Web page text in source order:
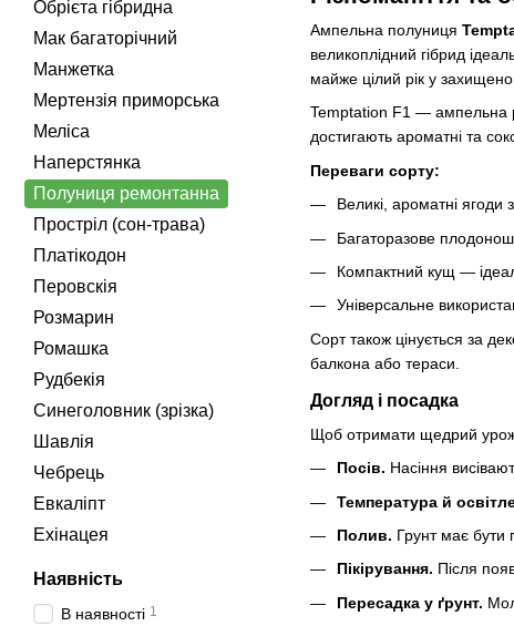
Ампельна полуниця
великоплідний гібрид
майже цілий рік у
Temptation F1 — ампельна
достигають ароматні та
Переваги сорту:
Великі, ароматні
Багаторазове
Компактний кущ —
Універсальне
Сорт також цінується за
балкона або тераси.
Догляд і посадка
Щоб отримати щедрий
Посів. Насіння
Температура й
Полив. Грунт має бути
Пікірування. Після
Пересадка у ґрунт.
Обрієта гібридна
Мак багаторічний
Манжетка
Мертензія приморська
Меліса
Наперстянка
Полуниця ремонтанна
Простріл (сон-трава)
Платікодон
Перовскiя
Розмарин
Ромашка
Рудбекія
Синеголовник (зрізка)
Шавлія
Чебрець
Евкаліпт
Ехінацея
Наявність
В наявності 1